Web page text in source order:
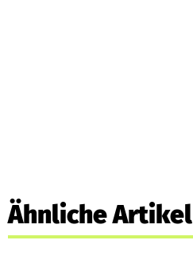
Ähnliche Artikel